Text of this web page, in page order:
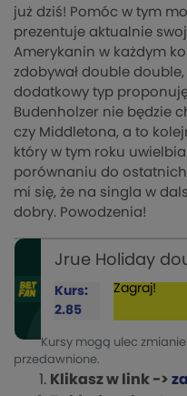
już dziś! Pomóc w tym
prezentuje aktualnie
Amerykanin w każdym
zdobywał double
dodatkowy typ
Budenholzer nie będzie
czy Middletona, a to
który w tym roku
porównaniu do
mi się, że na singla w
dobry. Powodzenia!
Jrue Holiday
Kurs:
2.85
Zagraj!
Kursy mogą ulec
przedawnione.
Klikasz w link ->